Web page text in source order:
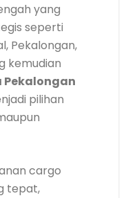
yang
seperti
Pekalongan,
kemudian
pilihan
cargo
tepat,